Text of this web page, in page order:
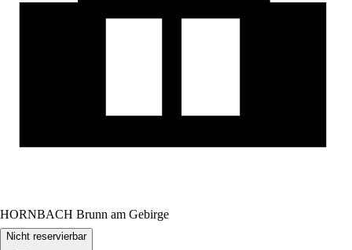
HORNBACH Brunn am Gebirge
Nicht reservierbar